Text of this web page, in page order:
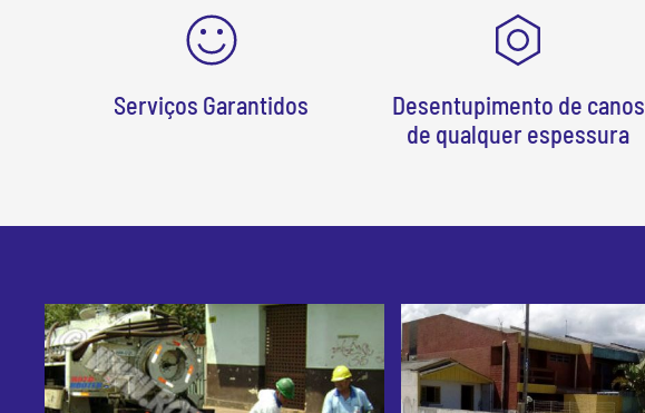
Serviços Garantidos
Desentupimento de canos
de qualquer espessura